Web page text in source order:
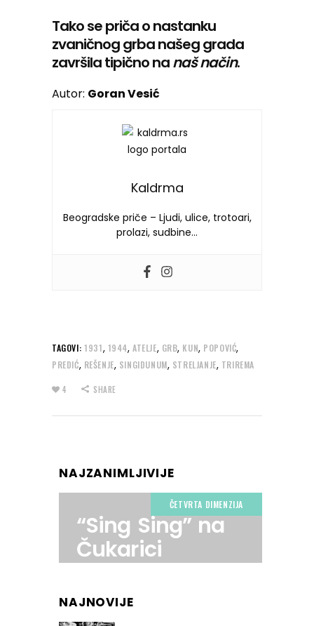
Tako se priča o nastanku
zvaničnog grba našeg grada
završila tipično nanaš način.
Autor: Goran Vesić
Kaldrma
Beogradske priče – Ljudi, ulice, trotoari,
prolazi, sudbine…
TAGOVI: 1931, 1944,ATELJE, GRB, KUN, POPOVIĆ,
PREDIĆ, REŠENJE, SINGIDUNUM, STRELJANJE, TRIREMA
4 SHARE
NAJZANIMLJIVIJE
ČETVRTA DIMENZIJA
“Sing Sing” na
Čukarici
NAJNOVIJE